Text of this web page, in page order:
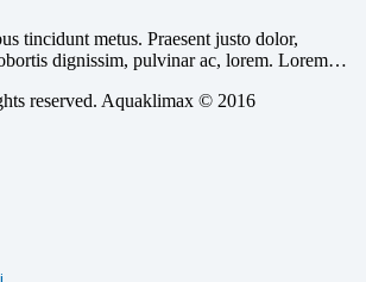
tincidunt metus. Praesent justo dolor,
dignissim, pulvinar ac, lorem. Lorem…
reserved. Aquaklimax © 2016